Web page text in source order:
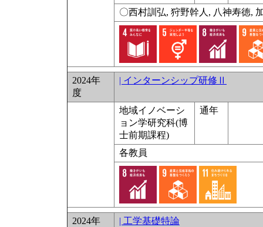
〇西村訓弘, 狩野幹人, 八神寿徳,
2024年
度
| インターンシップ研修Ⅱ
地域イノベーシ
ョン学研究科(博
士前期課程)
通年
各教員
2024年
| 工学基礎特論